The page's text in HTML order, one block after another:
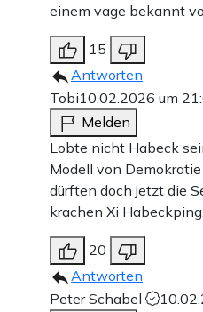
einem vage bekannt
15
Antworten
Tobi10.02.2026 um
Melden
Lobte nicht Habeck
Modell von
dürften doch jetzt die
krachen Xi Habeckping.
20
Antworten
Peter Schabel